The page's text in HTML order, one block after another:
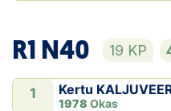
R1 N40 19 KP
1 Kertu
1978 Okas